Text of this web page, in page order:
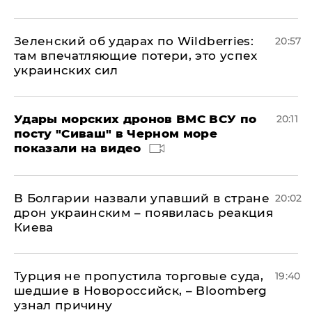
Зеленский об ударах по Wildberries:
там впечатляющие потери, это успех
украинских сил
20:57
Удары морских дронов ВМС ВСУ по
посту "Сиваш" в Черном море
показали на видео
20:11
В Болгарии назвали упавший в стране
дрон украинским – появилась реакция
Киева
20:02
Турция не пропустила торговые суда,
шедшие в Новороссийск, – Bloomberg
узнал причину
19:40